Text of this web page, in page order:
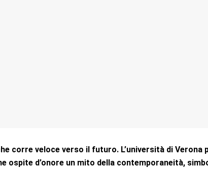
corre veloce verso il futuro. L’università di Verona
ospite d’onore un mito della contemporaneità,